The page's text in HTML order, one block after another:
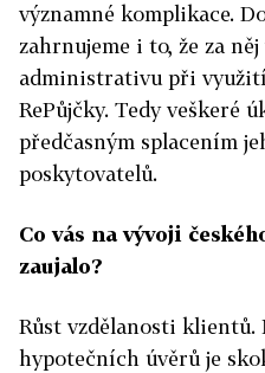
významné komplikace.
zahrnujeme i to, že za
administrativu při
RePůjčky. Tedy veškeré
předčasným splacením
poskytovatelů.
Co vás na vývoji
zaujalo?
Růst vzdělanosti klientů.
hypotečních úvěrů je